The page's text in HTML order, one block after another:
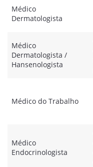
Médico
Dermatologista
Médico
Dermatologista /
Hansenologista
Médico do Trabalho
Médico
Endocrinologista